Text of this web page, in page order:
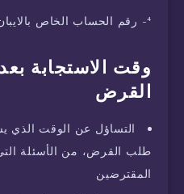
⁴- رقم الحساب الخاص بالايبان.
وقت الاستجابة
القرض
التساؤل عن الوقت الذي
طلب القرض، من الأسئلة
المقترضين